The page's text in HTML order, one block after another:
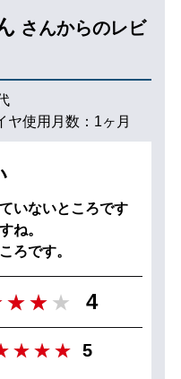
さんからのレビ
ヤ使用月数： 1ヶ月
いないところです
ね。
ろです。
4
5